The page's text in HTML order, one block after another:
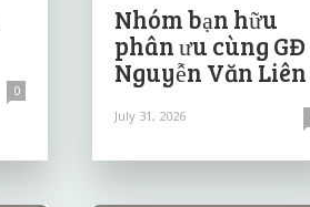
0
Nhóm bạn hữu
phân ưu cùng GĐ
Nguyễn Văn Liên
July 31, 2026